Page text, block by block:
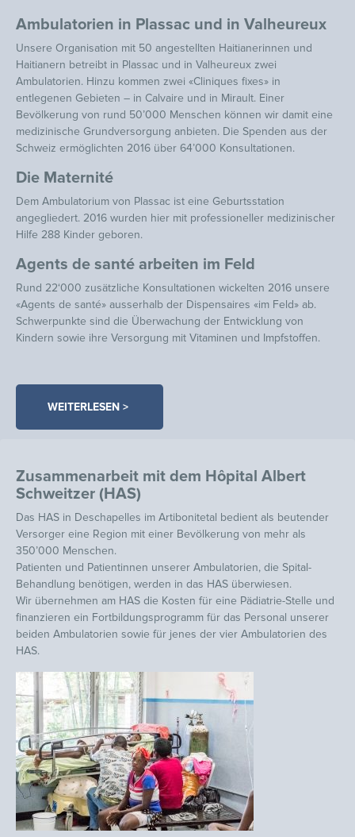
Ambulatorien in Plassac und in Valheureux
Unsere Organisation mit 50 angestellten Haitianerinnen und
Haitianern betreibt in Plassac und in Valheureux zwei
Ambulatorien. Hinzu kommen zwei «Cliniques fixes» in
entlegenen Gebieten – in Calvaire und in Mirault. Einer
Bevölkerung von rund 50’000 Menschen können wir damit eine
medizinische Grundversorgung anbieten. Die Spenden aus der
Schweiz ermöglichten 2016 über 64’000 Konsultationen.
Die Maternité
Dem Ambulatorium von Plassac ist eine Geburtsstation
angegliedert. 2016 wurden hier mit professioneller medizinischer
Hilfe 288 Kinder geboren.
Agents de santé arbeiten im Feld
Rund 22‘000 zusätzliche Konsultationen wickelten 2016 unsere
«Agents de santé» ausserhalb der Dispensaires «im Feld» ab.
Schwerpunkte sind die Überwachung der Entwicklung von
Kindern sowie ihre Versorgung mit Vitaminen und Impfstoffen.
WEITERLESEN >
Zusammenarbeit mit dem Hôpital Albert
Schweitzer (HAS)
Das HAS in Deschapelles im Artibonitetal bedient als beutender
Versorger eine Region mit einer Bevölkerung von mehr als
350’000 Menschen.
Patienten und Patientinnen unserer Ambulatorien, die Spital-
Behandlung benötigen, werden in das HAS überwiesen.
Wir übernehmen am HAS die Kosten für eine Pädiatrie-Stelle und
finanzieren ein Fortbildungsprogramm für das Personal unserer
beiden Ambulatorien sowie für jenes der vier Ambulatorien des
HAS.